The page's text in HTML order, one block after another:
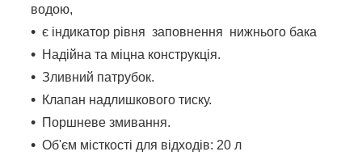
водою,
є індикатор рівня заповнення нижнього бака
Надійна та міцна конструкція.
Зливний патрубок.
Клапан надлишкового тиску.
Поршневе змивання.
Об'єм місткості для відходів: 20 л